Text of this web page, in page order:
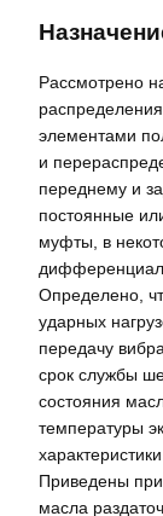
Рассмотрено
элементами
и
переднему и
постоянные
муфты, в
дифференциал
Определено,
ударных
передачу
срок службы
состояния
температуры
Приведены
масла